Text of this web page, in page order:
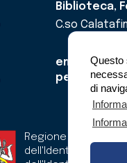
Questo
di
Biblioteca,
C.so
email
pec
Regione Siciliana -
dell'Identità